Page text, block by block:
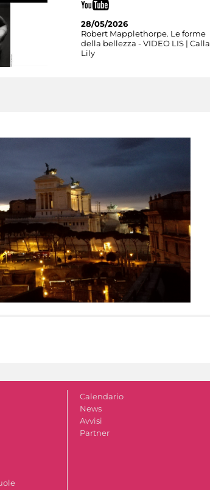
28/05/2026
Robert Mapplethorpe. Le forme
della bellezza - VIDEO LIS | Calla
Lily
Calendario
News
Avvisi
Partner